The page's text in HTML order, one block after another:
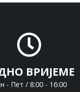
ВРИЈЕМЕ
- Пет / 8:00 - 16:00